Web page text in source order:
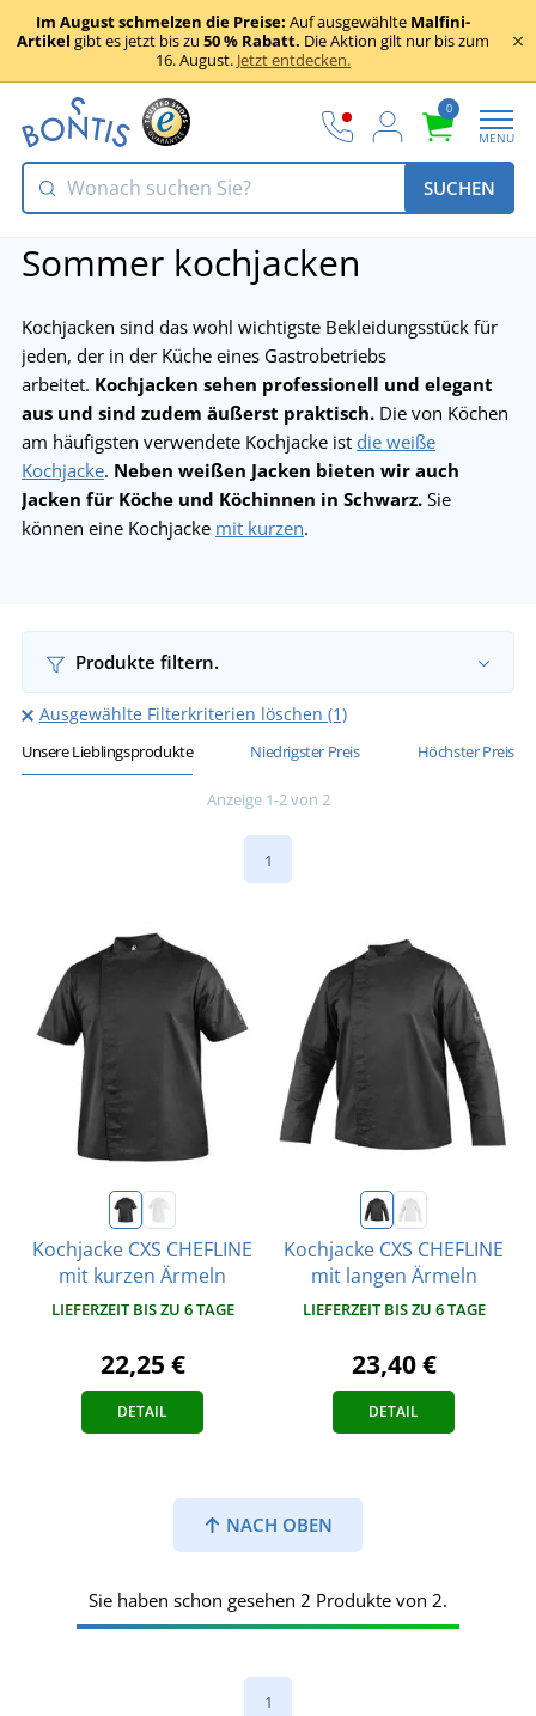
Im August schmelzen die Preise: Auf ausgewählte Malfini-
Artikel gibt es jetzt bis zu 50 % Rabatt. Die Aktion gilt nur bis zum
16. August. Jetzt entdecken.
0
MENU
SUCHEN
Sommer kochjacken
Kochjacken sind das wohl wichtigste Bekleidungsstück für
jeden, der in der Küche eines Gastrobetriebs
arbeitet. Kochjacken sehen professionell und elegant
aus und sind zudem äußerst praktisch. Die von Köchen
am häufigsten verwendete Kochjacke ist die weiße
Kochjacke. Neben weißen Jacken bieten wir auch
Jacken für Köche und Köchinnen in Schwarz. Sie
können eine Kochjacke mit kurzen.
Produkte filtern.
Ausgewählte Filterkriterien löschen (1)
Unsere Lieblingsprodukte Niedrigster Preis Höchster Preis
Anzeige 1-2 von 2
1
Kochjacke CXS CHEFLINE
mit kurzen Ärmeln
LIEFERZEIT BIS ZU 6 TAGE
22,25 €
DETAIL
Kochjacke CXS CHEFLINE
mit langen Ärmeln
LIEFERZEIT BIS ZU 6 TAGE
23,40 €
DETAIL
NACH OBEN
Sie haben schon gesehen 2 Produkte von 2.
1